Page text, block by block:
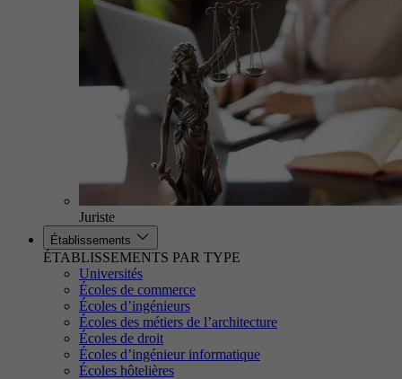
Juriste
Établissements
ÉTABLISSEMENTS PAR TYPE
Universités
Écoles de commerce
Écoles d’ingénieurs
Écoles des métiers de l’architecture
Écoles de droit
Écoles d’ingénieur informatique
Écoles hôtelières